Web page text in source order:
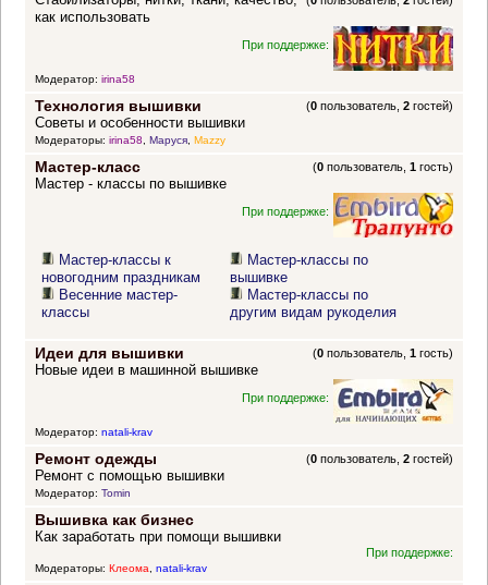
как использовать
При поддержке:
Модератор: irina58
Технология вышивки (0 пользователь,2 гостей)
Советы и особенности вышивки
Модераторы: irina58, Маруся, Mazzy
Мастер-класс (0 пользователь,1 гость)
Мастер - классы по вышивке
При поддержке:
Мастер-классы к
новогодним праздникам
Весенние мастер-
классы
Мастер-классы по
вышивке
Мастер-классы по
другим видам рукоделия
Идеи для вышивки (0 пользователь,1 гость)
Новые идеи в машинной вышивке
При поддержке:
Модератор: natali-krav
Ремонт одежды (0 пользователь,2 гостей)
Ремонт с помощью вышивки
Модератор: Tomin
Вышивка как бизнес
Как заработать при помощи вышивки
При поддержке:
Модераторы: Клеома, natali-krav